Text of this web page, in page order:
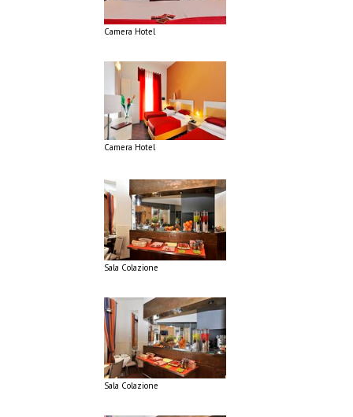
Camera Hotel
Camera Hotel
Sala Colazione
Sala Colazione